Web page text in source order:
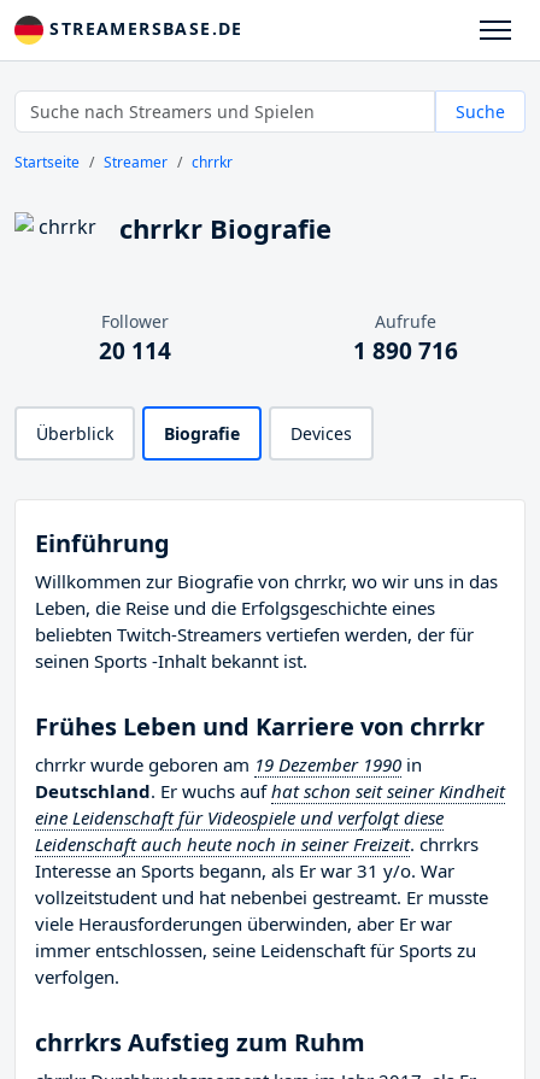
STREAMERSBASE.DE
Suche
Startseite Streamer chrrkr
chrrkr Biografie
Follower
20 114
Aufrufe
1 890 716
Überblick Biografie Devices
Einführung
Willkommen zur Biografie von chrrkr, wo wir uns in das
Leben, die Reise und die Erfolgsgeschichte eines
beliebten Twitch-Streamers vertiefen werden, der für
seinen Sports -Inhalt bekannt ist.
Frühes Leben und Karriere von chrrkr
chrrkr wurde geboren am 19 Dezember 1990 in
Deutschland. Er wuchs aufhat schon seit seiner Kindheit
eine Leidenschaft für Videospiele und verfolgt diese
Leidenschaft auch heute noch in seiner Freizeit. chrrkrs
Interesse an Sports begann, als Er war 31 y/o. War
vollzeitstudent und hat nebenbei gestreamt. Er musste
viele Herausforderungen überwinden, aber Er war
immer entschlossen, seine Leidenschaft für Sports zu
verfolgen.
chrrkrs Aufstieg zum Ruhm